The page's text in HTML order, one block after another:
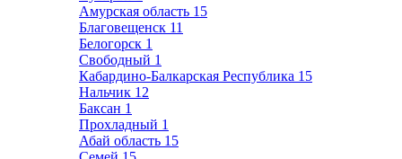
Амурская область 15
Благовещенск 11
Белогорск 1
Свободный 1
Кабардино-Балкарская Республика 15
Нальчик 12
Баксан 1
Прохладный 1
Абай область 15